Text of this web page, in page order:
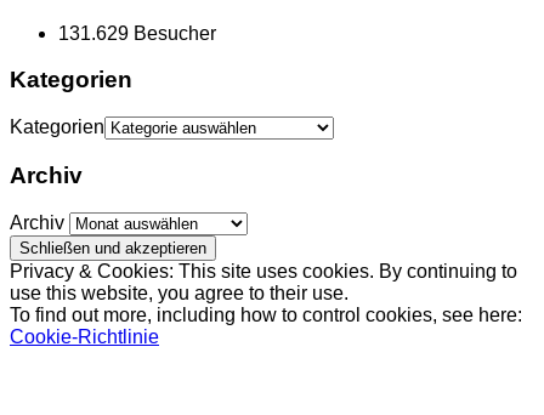
131.629 Besucher
Kategorien
Kategorien
Archiv
Archiv
Privacy & Cookies: This site uses cookies. By continuing to
use this website, you agree to their use.
To find out more, including how to control cookies, see here:
Cookie-Richtlinie